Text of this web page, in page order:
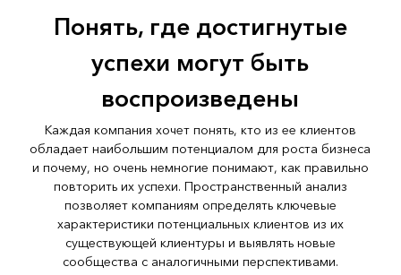
Понять, где достигнутые
успехи могут быть
воспроизведены
Каждая компания хочет понять, кто из ее клиентов
обладает наибольшим потенциалом для роста бизнеса
и почему, но очень немногие понимают, как правильно
повторить их успехи. Пространственный анализ
позволяет компаниям определять ключевые
характеристики потенциальных клиентов из их
существующей клиентуры и выявлять новые
сообщества с аналогичными перспективами.